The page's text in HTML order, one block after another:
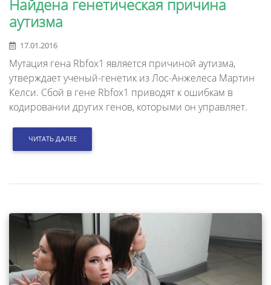
Найдена генетическая причина
аутизма
17.01.2016
Мутация гена Rbfox1 является причиной аутизма,
утверждает ученый-генетик из Лос-Анжелеса Мартин
Келси. Сбой в гене Rbfox1 приводят к ошибкам в
кодировании других генов, которыми он управляет.
ЧИТАТЬ ДАЛЕЕ